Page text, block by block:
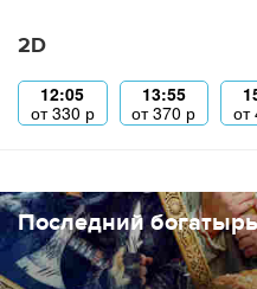
2D
12:05
от330 р
13:55
от370 р
от
Последний